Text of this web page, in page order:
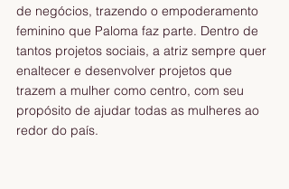
de negócios, trazendo o empoderamento
feminino que Paloma faz parte. Dentro de
tantos projetos sociais, a atriz sempre quer
enaltecer e desenvolver projetos que
trazem a mulher como centro, com seu
propósito de ajudar todas as mulheres ao
redor do país.